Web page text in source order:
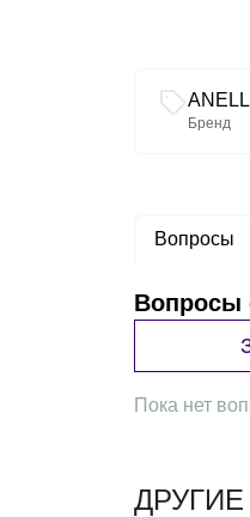
Бренд
Вопросы
Вопросы
Пока нет
ДРУГИЕ